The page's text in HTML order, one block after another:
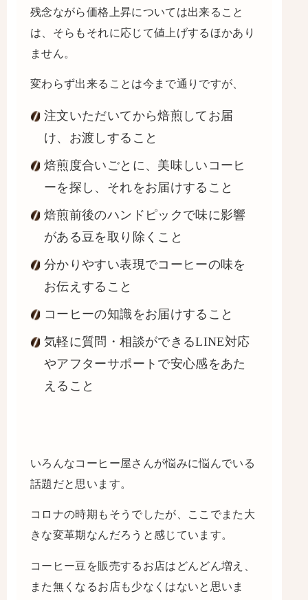
残念ながら価格上昇については出来ること
は、そらもそれに応じて値上げするほかあり
ません。
変わらず出来ることは今まで通りですが、
注文いただいてから焙煎してお届
け、お渡しすること
焙煎度合いごとに、美味しいコーヒ
ーを探し、それをお届けすること
焙煎前後のハンドピックで味に影響
がある豆を取り除くこと
分かりやすい表現でコーヒーの味を
お伝えすること
コーヒーの知識をお届けすること
気軽に質問・相談ができるLINE対応
やアフターサポートで安心感をあた
えること
いろんなコーヒー屋さんが悩みに悩んでいる
話題だと思います。
コロナの時期もそうでしたが、ここでまた大
きな変革期なんだろうと感じています。
コーヒー豆を販売するお店はどんどん増え、
また無くなるお店も少なくはないと思いま